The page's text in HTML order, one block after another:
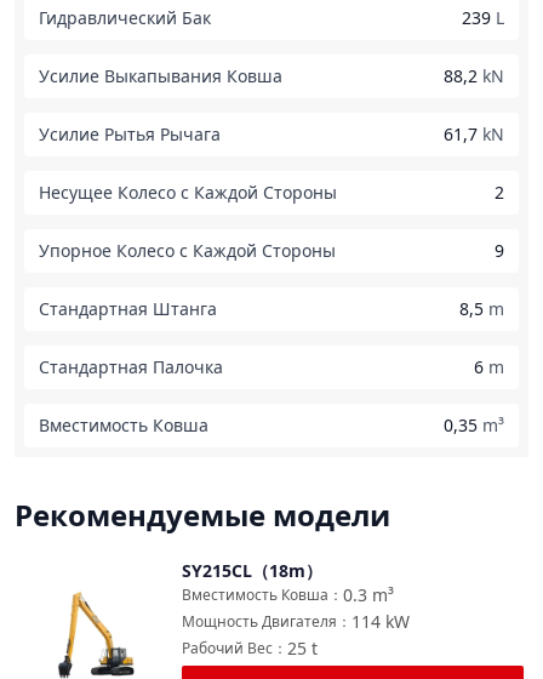
Гидравлический Бак 239 L
Усилие Выкапывания Ковша 88,2 kN
Усилие Рытья Рычага 61,7 kN
Несущее Колесо с Каждой Стороны 2
Упорное Колесо с Каждой Стороны 9
Стандартная Штанга 8,5 m
Стандартная Палочка 6 m
Вместимость Ковша 0,35 m³
Рекомендуемые модели
SY215CL（18m）
0.3 m³
Вместимость Ковша ：
114 kW
Мощность Двигателя ：
25 t
Рабочий Вес ：